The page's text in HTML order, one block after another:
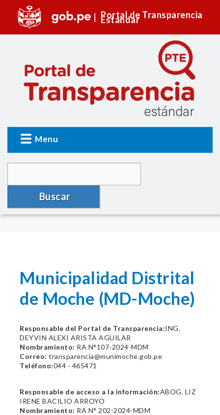
Portal de Transparencia
Estándar
Menu
Buscar
Municipalidad Distrital
de Moche (MD-Moche)
Responsable del Portal de Transparencia:ING.
DEYVIN ALEXI ARISTA AGUILAR
Nombramiento: RA N°107-2024-MDM
Correo: transparencia@munimoche.gob.pe
Teléfono:044 - 465471
Responsable de acceso a la información:ABOG. LIZ
IRENE BACILIO ARROYO
Nombramiento: RA N° 202-2024-MDM